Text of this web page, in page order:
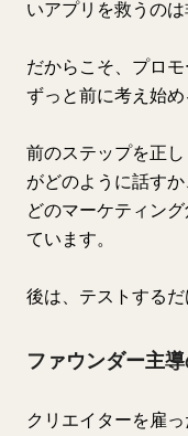
いアプリを救うのは
だからこそ、プロ
ずっと前に考え始め
前のステップを正
がどのように話す
どのマーケティン
ています。
後は、テストするだ
ファウンダー主
クリエイターを雇